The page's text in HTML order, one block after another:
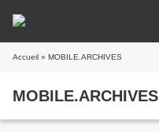
Accueil » MOBILE.ARCHIVES
MOBILE.ARCHIVES